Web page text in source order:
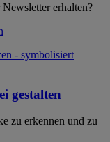
erhalten?
gestalten
zu erkennen und zu